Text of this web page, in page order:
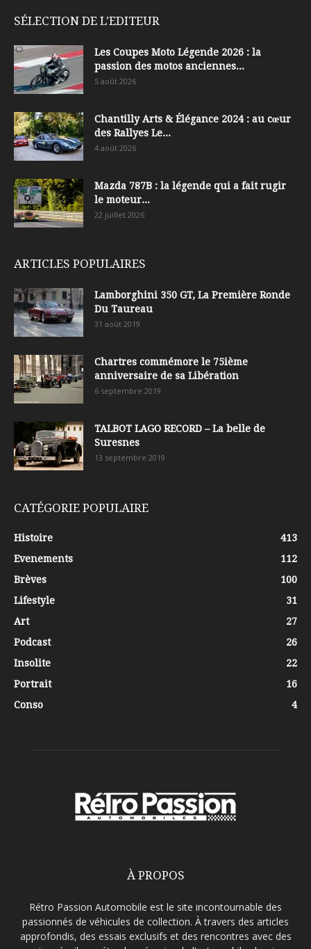
SÉLECTION DE L'EDITEUR
Les Coupes Moto Légende 2026 : la
passion des motos anciennes...
5 août 2026
Chantilly Arts & Élégance 2024 : au cœur
des Rallyes Le...
4 août 2026
Mazda 787B : la légende qui a fait rugir
le moteur...
22 juillet 2026
ARTICLES POPULAIRES
Lamborghini 350 GT, La Première Ronde
Du Taureau
31 août 2019
Chartres commémore le 75ième
anniversaire de sa Libération
6 septembre 2019
TALBOT LAGO RECORD – La belle de
Suresnes
13 septembre 2019
CATÉGORIE POPULAIRE
Histoire
413
Evenements
112
Brèves
100
Lifestyle
31
Art
27
Podcast
26
Insolite
22
Portrait
16
Conso
4
À PROPOS
Rétro Passion Automobile est le site incontournable des
passionnés de véhicules de collection. À travers des articles
approfondis, des essais exclusifs et des rencontres avec des